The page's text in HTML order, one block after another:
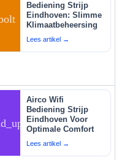
Bediening Strijp
Eindhoven: Slimme
Klimaatbeheersing
Lees artikel →
Airco Wifi
Bediening Strijp
Eindhoven Voor
Optimale Comfort
Lees artikel →